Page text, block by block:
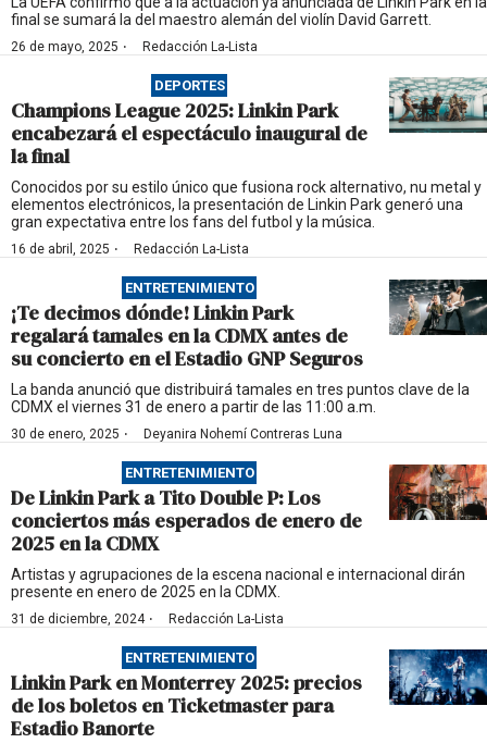
final se sumará la del maestro alemán del violín David Garrett.
26 de mayo, 2025 · Redacción La-Lista
DEPORTES
Champions League 2025: Linkin Park
encabezará el espectáculo inaugural de
la final
Conocidos por su estilo único que fusiona rock alternativo, nu metal y
elementos electrónicos, la presentación de Linkin Park generó una
gran expectativa entre los fans del futbol y la música.
16 de abril, 2025 · Redacción La-Lista
ENTRETENIMIENTO
¡Te decimos dónde! Linkin Park
regalará tamales en la CDMX antes de
su concierto en el Estadio GNP Seguros
La banda anunció que distribuirá tamales en tres puntos clave de la
CDMX el viernes 31 de enero a partir de las 11:00 a.m.
30 de enero, 2025 · Deyanira Nohemí Contreras Luna
ENTRETENIMIENTO
De Linkin Park a Tito Double P: Los
conciertos más esperados de enero de
2025 en la CDMX
Artistas y agrupaciones de la escena nacional e internacional dirán
presente en enero de 2025 en la CDMX.
31 de diciembre, 2024· Redacción La-Lista
ENTRETENIMIENTO
Linkin Park en Monterrey 2025: precios
de los boletos en Ticketmaster para
Estadio Banorte